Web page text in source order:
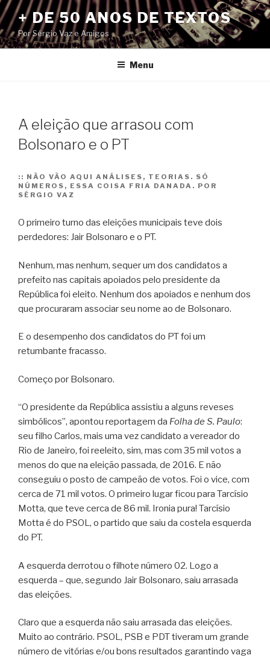
Pular
para
o
conteúdo
+ DE 50 ANOS DE TEXTOS
Por Sérgio Vaz e Amigos
Menu
A eleição que arrasou com
Bolsonaro e o PT
:: NÃO VÃO AQUI ANÁLISES, TEORIAS. SÓ
NÚMEROS, ESSA COISA FRIA DANADA. POR
SÉRGIO VAZ
O primeiro turno das eleições municipais teve dois
perdedores: Jair Bolsonaro e o PT.
Nenhum, mas nenhum, sequer um dos candidatos a
prefeito nas capitais apoiados pelo presidente da
República foi eleito. Nenhum dos apoiados e nenhum dos
que procuraram associar seu nome ao de Bolsonaro.
E o desempenho dos candidatos do PT foi um
retumbante fracasso.
Começo por Bolsonaro.
“O presidente da República assistiu a alguns reveses
simbólicos”, apontou reportagem da Folha de S. Paulo:
seu filho Carlos, mais uma vez candidato a vereador do
Rio de Janeiro, foi reeleito, sim, mas com 35 mil votos a
menos do que na eleição passada, de 2016. E não
conseguiu o posto de campeão de votos. Foi o vice, com
cerca de 71 mil votos. O primeiro lugar ficou para Tarcísio
Motta, que teve cerca de 86 mil. Ironia pura! Tarcísio
Motta é do PSOL, o partido que saiu da costela esquerda
do PT.
A esquerda derrotou o filhote número 02. Logo a
esquerda – que, segundo Jair Bolsonaro, saiu arrasada
das eleições.
Claro que a esquerda não saiu arrasada das eleições.
Muito ao contrário. PSOL, PSB e PDT tiveram um grande
número de vitórias e/ou bons resultados garantindo vaga